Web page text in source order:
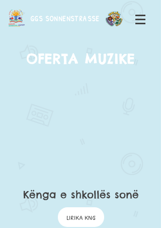
GGS SONNENSTRASSE
OFERTA MUZIKE
Kënga e shkollës sonë
LIRIKA KNG